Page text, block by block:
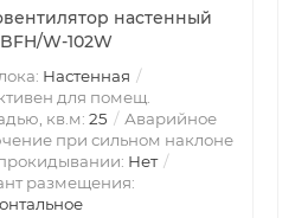
настенный
W-102W
Настенная
для помещ.
кв.м: 25
Аварийное
при сильном наклоне
Нет
размещения: